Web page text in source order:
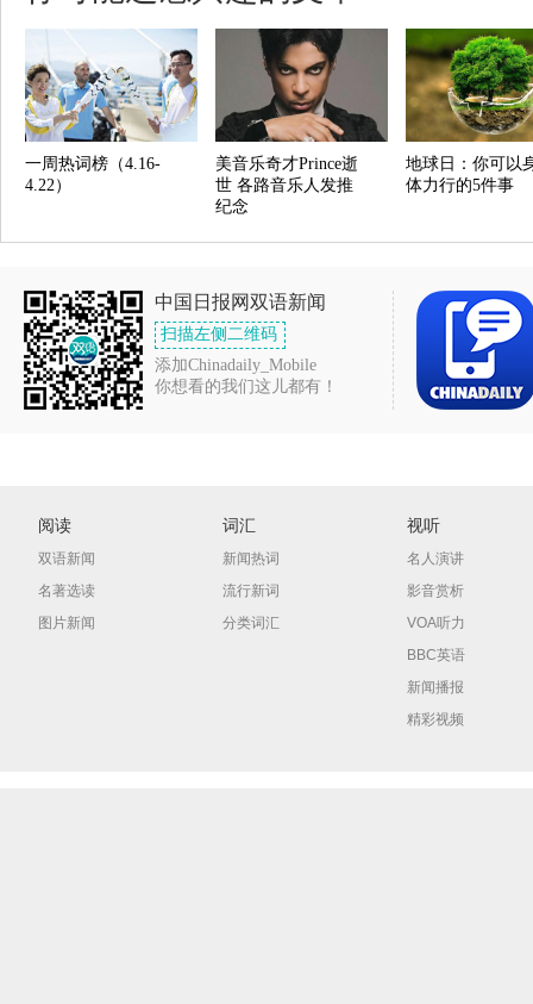
一周热词榜（4.16-
4.22）
美音乐奇才Prince逝
世 各路音乐人发推
纪念
地球日：你可以
体力行的5件事
中国日报网双语新闻
扫描左侧二维码
添加Chinadaily_Mobile
你想看的我们这儿都有！
阅读
双语新闻
名著选读
图片新闻
词汇
新闻热词
流行新词
分类词汇
视听
名人演讲
影音赏析
VOA听力
BBC英语
新闻播报
精彩视频